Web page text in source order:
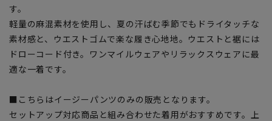
す。
軽量の麻混素材を使用し、夏の汗ばむ季節でもドライタッチな
素材感と、ウエストゴムで楽な履き心地地。ウエストと裾には
ドローコード付き。ワンマイルウェアやリラックスウェアに最
適な一着です。
■こちらはイージーパンツのみの販売となります。
セットアップ対応商品と組み合わせた着用がおすすめです。上